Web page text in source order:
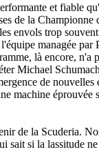
et fiable
de la
envols trop
managée
là encore, n'a
Michael
de
machine
de la Scuderia.
sait si la